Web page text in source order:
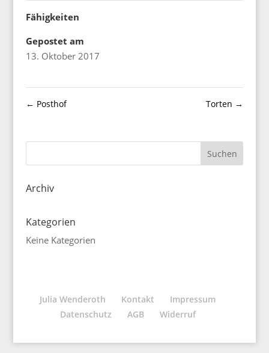
Fähigkeiten
Gepostet am
13. Oktober 2017
← Posthof Torten →
Archiv
Kategorien
Keine Kategorien
Julia Wenderoth Kontakt
Impressum
Datenschutz
AGB Widerruf